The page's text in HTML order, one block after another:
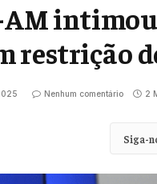
AM
restrição
Nenhum comentário 2
Siga-